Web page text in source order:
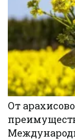
От